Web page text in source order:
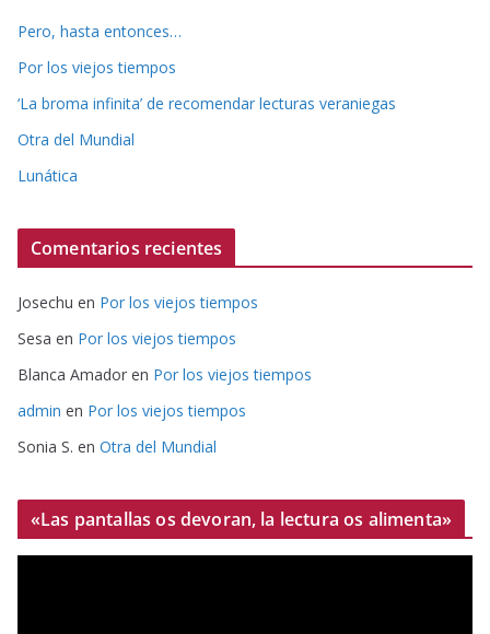
Pero, hasta entonces…
Por los viejos tiempos
‘La broma infinita’ de recomendar lecturas veraniegas
Otra del Mundial
Lunática
Comentarios recientes
Josechu en Por los viejos tiempos
Sesa en Por los viejos tiempos
Blanca Amador en Por los viejos tiempos
admin en Por los viejos tiempos
Sonia S. en Otra del Mundial
«Las pantallas os devoran, la lectura os alimenta»